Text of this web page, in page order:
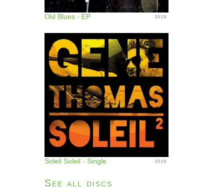
Old Blues - EP 2018
Soleil Soleil - Single 2018
See all discs